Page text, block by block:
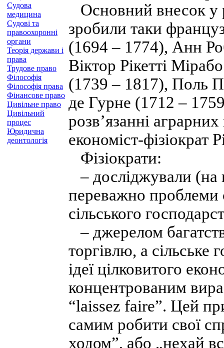
Судова
медицина
Судові та
правоохоронні
органи
Теорія держави і
права
Трудове право
Філософія
Філософія права
Фінансове право
Цивільне право
Цивільний
процес
Юридична
деонтологія
Основний внесок у
зробили таки
(1694 – 1774), Анн
Віктор Рікетті
(1739 – 1817), Поль
де Гурне (1712 –
розв’язанні
економіст-фізіократ
Фізіократи:
– досліджували (на
переважно проблеми
сільського
– джерелом
торгівлю, а
ідеї цілковитого
концентрованим
“laissez faire”. Цей
самим робити свої
ходом”, або „нехай